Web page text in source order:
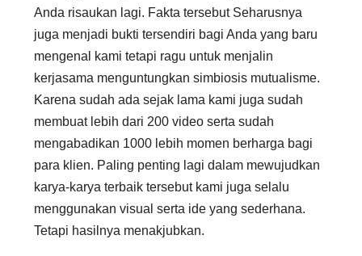
Anda risaukan lagi. Fakta tersebut Seharusnya
juga menjadi bukti tersendiri bagi Anda yang baru
mengenal kami tetapi ragu untuk menjalin
kerjasama menguntungkan simbiosis mutualisme.
Karena sudah ada sejak lama kami juga sudah
membuat lebih dari 200 video serta sudah
mengabadikan 1000 lebih momen berharga bagi
para klien. Paling penting lagi dalam mewujudkan
karya-karya terbaik tersebut kami juga selalu
menggunakan visual serta ide yang sederhana.
Tetapi hasilnya menakjubkan.